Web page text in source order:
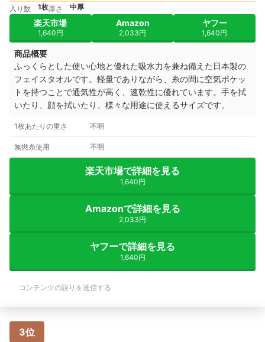
入り数 1枚厚さ 中厚
楽天市場
1,640円
Amazon
2,033円
ヤフー
1,640円
商品概要
ふっくらとした使い心地と優れた吸水力を兼ね備えた日本製の
フェイスタオルです。軽量でありながら、糸の間に空気ポケッ
トを持つことで通気性が高く、速乾性に優れています。手を拭
いたり、顔を拭いたり、様々な用途に使えるサイズです。
1枚あたりの重さ 不明
無撚糸使用 不明
楽天市場で詳細を見る
1,640円
Amazonで詳細を見る
2,033円
ヤフーで詳細を見る
1,640円
コンテンツの誤りを送信する
3位